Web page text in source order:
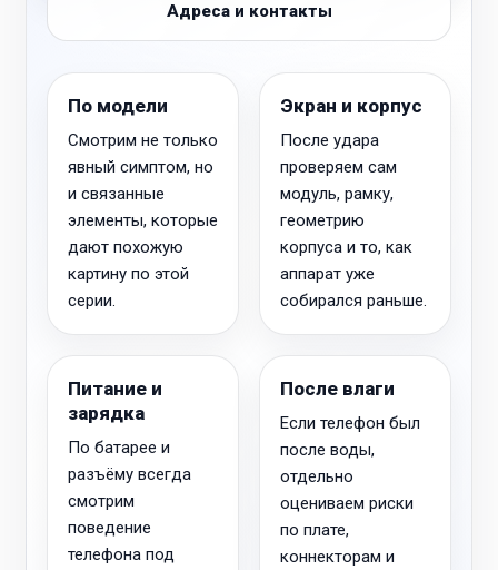
Адреса и контакты
По модели
Смотрим не только
явный симптом, но
и связанные
элементы, которые
дают похожую
картину по этой
серии.
Экран и корпус
После удара
проверяем сам
модуль, рамку,
геометрию
корпуса и то, как
аппарат уже
собирался раньше.
Питание и
зарядка
По батарее и
разъёму всегда
смотрим
поведение
телефона под
После влаги
Если телефон был
после воды,
отдельно
оцениваем риски
по плате,
коннекторам и